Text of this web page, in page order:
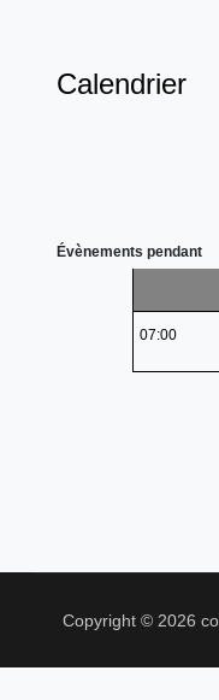
Calendrier
Évènements pendant
07:00
Copyright © 2026